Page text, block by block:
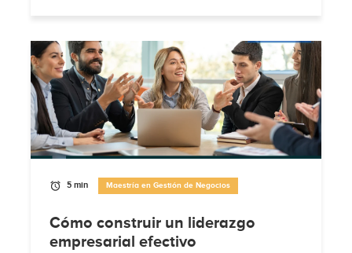
5 min Maestría en Gestión de Negocios
Cómo construir un liderazgo
empresarial efectivo